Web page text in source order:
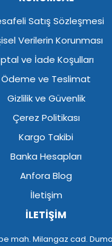
Satış Sözleşmesi
Verilerin Korunması
ve İade Koşulları
Ödeme ve Teslimat
Gizlilik ve Güvenlik
Çerez Politikası
Kargo Takibi
Banka Hesapları
Anfora Blog
İletişim
İLETİŞİM
mah. Milangaz cad.